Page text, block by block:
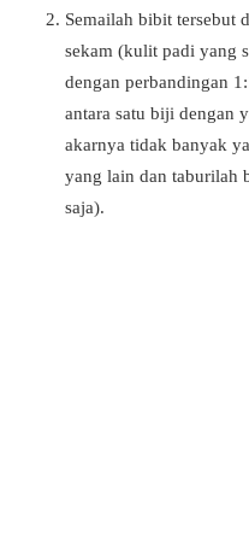
Semailah bibit tersebut
sekam (kulit padi yang
dengan perbandingan
antara satu biji dengan
akarnya tidak banyak
yang lain dan taburilah
saja).